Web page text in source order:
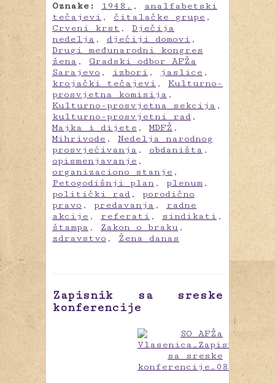
Oznake: 1948. ,
analfabetski
tečajevi , čitalačke grupe ,
Crveni krst , Dječija
nedelja , dječiji domovi ,
Drugi međunarodni kongres
žena , Gradski odbor AFŽa
Sarajevo , izbori , jaslice ,
krojački tečajevi , Kulturno-
prosvjetna komisija ,
Kulturno-prosvjetna sekcija ,
kulturno-prosvjetni rad ,
Majka i dijete ,MDFŽ ,
Mihrivode , Nedelja narodnog
prosvjećivanja , obdaništa ,
opismenjavanje ,
organizaciono stanje ,
Petogodišnji plan , plenum ,
politički rad , porodično
pravo , predavanja , radne
akcije , referati , sindikati ,
štampa , Zakon o braku ,
zdravstvo , Žena danas
Zapisnik sa sreske
konferencije